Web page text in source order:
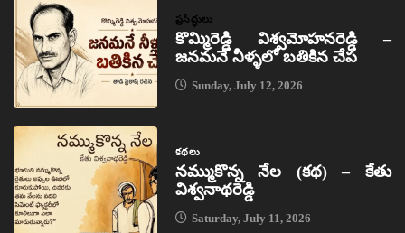
ప్రసిద్ధులు
కొమ్మిరెడ్డి విశ్వమోహనరెడ్డి –
జనమనే నీళ్ళలో బతికిన చేప
Sunday, July 12, 2026
కథలు
నమ్ముకొన్న నేల (కథ) – కేతు
విశ్వనాథరెడ్డి
Saturday, July 11, 2026